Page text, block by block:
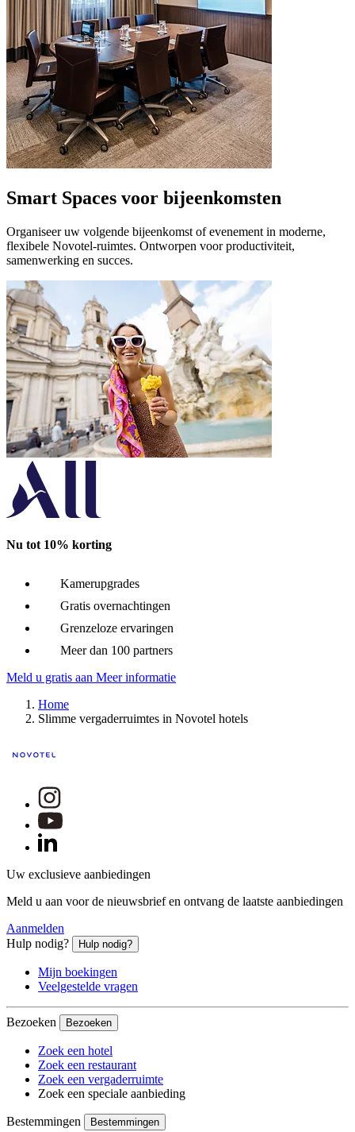
Smart Spaces voor bijeenkomsten
Organiseer uw volgende bijeenkomst of evenement in moderne,
flexibele Novotel-ruimtes. Ontworpen voor productiviteit,
samenwerking en succes.
Novotel Barossa Valley Resort
Barossa Valley, Australië
Escape naar het hart van de Barossa Valley bij Novotel
Novotel Sydney Darling Square
Darling Harbour, Australië
Geniet in het Novotel Sydney Darling Square (voorheen
Santa Cruz De La Sierra, Bolivia
Een dynamische sfeer vlakbij het hart van Bolivia's grootste
长沙, China
Novotel Changsha International Exhibition Center is
Novotel Bishkek City Center
Bishkek, Kirgizstan
Het Novotel Bishkek City Center is ideaal gelegen in het
Novotel Bali Ngurah Rai Airport
Kuta, Indonesië
Novotel Arica
Arica, Chili
Novotel Arica is een hotel dat tijdens uw verblijf een
Nu tot 10% korting
Kamerupgrades
Gratis overnachtingen
Grenzeloze ervaringen
Meer dan 100 partners
Meld u gratis aan Meer informatie
Home
Slimme vergaderruimtes in Novotel hotels
Uw exclusieve aanbiedingen
Meld u aan voor de nieuwsbrief en ontvang de laatste aanbiedingen
Aanmelden
Hulp nodig?
Hulp nodig?
Mijn boekingen
Veelgestelde vragen
Bezoeken Bezoeken
Zoek een hotel
Zoek een restaurant
Zoek een vergaderruimte
Zoek een speciale aanbieding
Bestemmingen Bestemmingen